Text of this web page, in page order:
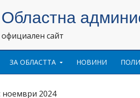
Областна
официален сайт
ЗА ОБЛАСТТА НОВИНИ
ноември 2024